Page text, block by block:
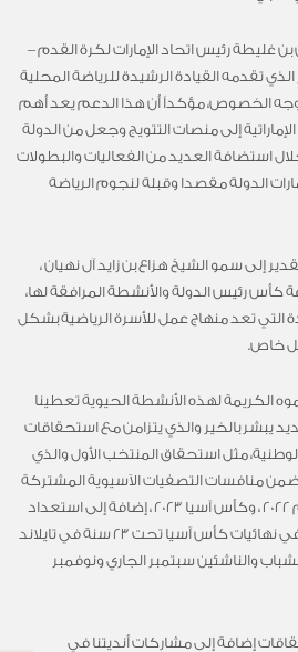
غليطة رئيس اتحاد الإمارات لكرة القدم –
تقدمه القيادة الرشيدة للرياضة المحلية
الخصوص، مؤكداً أن هذا الدعم يعد أهم
إلى منصات التتويج وجعل من الدولة
استضافة العديد من الفعاليات والبطولات
الدولة مقصدا وقبلة لنجوم الرياضة
إلى سمو الشيخ هزاع بن زايد آل نهيان ،
كأس رئيس الدولة والأنشطة المرافقة لها،
التي تعد منهاج عمل للأسرة الرياضية بشكل
خاص.
الكريمة لهذه الأنشطة الحيوية تعطينا
يبشر بالخير والذي يتزامن مع استحقاقات
مثل استحقاق المنتخب الأول والذي
ضمن منافسات التصفيات الآسيوية المشتركة
المؤهلة لنهائيات كأس العالم 2022 ، وكأس آسيا 2023 ، إضافة إلى استعداد
المنتخب الأولمبي للمشاركة في نهائيات كأس آسيا تحت 23 سنة في تايلاند
والناشئين سبتمبر الجاري ونوفمبر
إضافة إلى مشاركات أنديتنا في